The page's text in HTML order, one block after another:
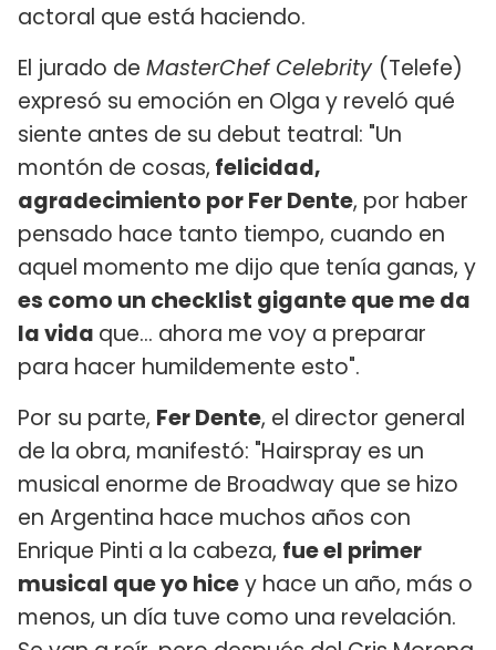
actoral que está haciendo.
El jurado de MasterChef Celebrity (Telefe)
expresó su emoción en Olga y reveló qué
siente antes de su debut teatral: "Un
montón de cosas, felicidad,
agradecimiento por Fer Dente, por haber
pensado hace tanto tiempo, cuando en
aquel momento me dijo que tenía ganas, y
es como un checklist gigante que me da
la vida que... ahora me voy a preparar
para hacer humildemente esto".
Por su parte, Fer Dente, el director general
de la obra, manifestó: "Hairspray es un
musical enorme de Broadway que se hizo
en Argentina hace muchos años con
Enrique Pinti a la cabeza, fue el primer
musical que yo hicey hace un año, más o
menos, un día tuve como una revelación.